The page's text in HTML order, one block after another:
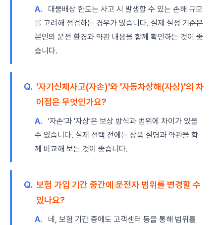
A.
대물배상 한도는 사고 시 발생할 수 있는 손해 규모
를 고려해 점검하는 경우가 많습니다. 실제 설정 기준은
본인의 운전 환경과 약관 내용을 함께 확인하는 것이 좋
습니다.
Q. '자기신체사고(자손)'와 '자동차상해(자상)'의 차
이점은 무엇인가요?
A.
'자손'과 '자상'은 보상 방식과 범위에 차이가 있을
수 있습니다. 실제 선택 전에는 상품 설명과 약관을 함
께 비교해 보는 것이 좋습니다.
Q. 보험 가입 기간 중간에 운전자 범위를 변경할 수
있나요?
A.
네, 보험 기간 중에도 고객센터 등을 통해 범위를